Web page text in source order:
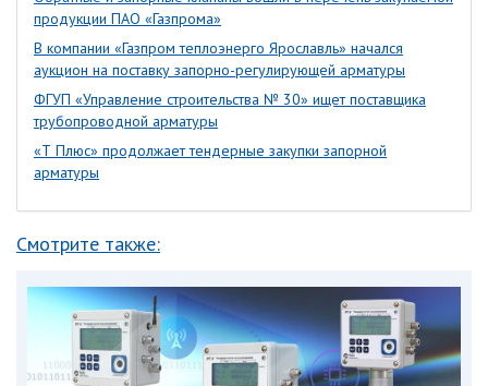
продукции ПАО «Газпрома»
В компании «Газпром теплоэнерго Ярославль» начался
аукцион на поставку запорно-регулирующей арматуры
ФГУП «Управление строительства № 30» ищет поставщика
трубопроводной арматуры
«Т Плюс» продолжает тендерные закупки запорной
арматуры
Смотрите также: